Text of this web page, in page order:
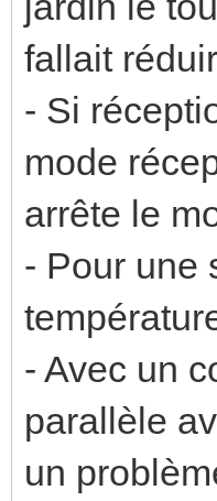
fallait
- Si
mode
arrête le
- Pour une
- Avec un
parallèle
un